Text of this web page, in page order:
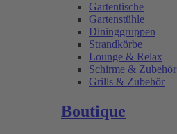
Gartentische
Gartenstühle
Dininggruppen
Strandkörbe
Lounge & Relax
Schirme & Zubehör
Grills & Zubehör
Boutique